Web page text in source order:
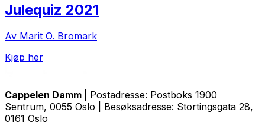
Julequiz 2021
Av Marit O. Bromark
Kjøp her
Cappelen Damm
| Postadresse: Postboks 1900
Sentrum, 0055 Oslo | Besøksadresse: Stortingsgata 28,
0161 Oslo